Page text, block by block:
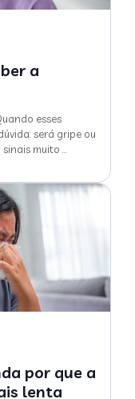
a
esses
será gripe ou
muito …
por que a
lenta